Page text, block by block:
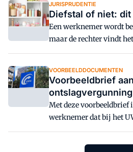
JURISPRUDENTIE
Diefstal of niet:
Een werknemer wordt
maar de rechter vindt
betekent dit voor de
VOORBEELDDOCUMENTEN
Voorbeeldbrief
ontslagvergunning
Met deze voorbeeldbrief
werknemer dat bij het
aangevraagd om de